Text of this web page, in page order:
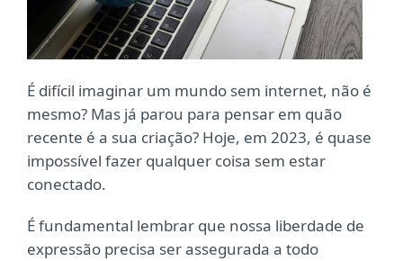
É difícil imaginar um mundo sem internet, não é
mesmo? Mas já parou para pensar em quão
recente é a sua criação? Hoje, em 2023, é quase
impossível fazer qualquer coisa sem estar
conectado.
É fundamental lembrar que nossa liberdade de
expressão precisa ser assegurada a todo